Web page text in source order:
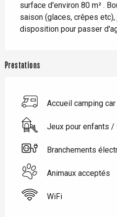
surface d'environ 80 m² .
saison (glaces, crêpes
disposition pour passer
Prestations
Accueil camping car
Jeux pour enfants /
Branchements
Animaux acceptés
WiFi